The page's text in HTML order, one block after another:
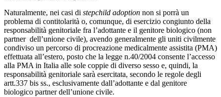
Naturalmente, nei casi di stepchild adoption non si porrà un
problema di contitolarità o, comunque, di esercizio congiunto della
responsabilità genitoriale fra l’adottante e il genitore biologico (non
partner dell’unione civile), avendo generalmente gli uniti civilmente
condiviso un percorso di procreazione medicalmente assistita (PMA)
effettuata all’estero, posto che la legge n.40/2004 consente l’accesso
alla PMA in Italia alle sole coppie di diverso sesso e, quindi, la
responsabilità genitoriale sarà esercitata, secondo le regole degli
artt.337 bis ss., esclusivamente dall’adottante e dal genitore
biologico partner dell’unione civile.